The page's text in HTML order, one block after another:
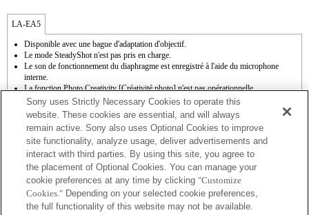
LA-EA5
Disponible avec une bague d'adaptation d'objectif.
Le mode SteadyShot n'est pas pris en charge.
Le son de fonctionnement du diaphragme est enregistré à l'aide du microphone
interne.
La fonction Photo Creativity [Créativité photo] n'est pas opérationnelle.
Outside the A (Aperture priority), S (Shutter priority), and M (Manual) modes, the
shutter speed and the aperture can not be adjusted during the movie recording.
La fonction [Comp. objectif ] (Compensation de l'objectif) n'est pas opérationnelle.
La fonction de mise au point automatique (AF-S (AF simple)) peut être utilisée. En
cas d'installation d'un objectif à monture A, la mise au point automatique s'avère plus
lente qu'avec un objectif à monture E. Comptez entre 2 et 7 secondes pour effectuer
cette opération (sur base de l'étalon de mesure appliqué par Sony). La durée peut
varier en fonction du sujet photographié et de la luminosité de l'environnement de
prise de vue. Lorsque vous enregistrez des films en mode de mise au point
automatique (AF), il se peut que le bruit de fonctionnement de l'objectif soit
enregistré.
Sony uses Strictly Necessary Cookies to operate this
website. These cookies are essential, and will always
remain active. Sony also uses Optional Cookies to improve
site functionality, analyze usage, deliver advertisements and
interact with third parties. By using this site, you agree to
the placement of Optional Cookies. You can manage your
cookie preferences at any time by clicking "Customize
Cookies." Depending on your selected cookie preferences,
the full functionality of this website may not be available.